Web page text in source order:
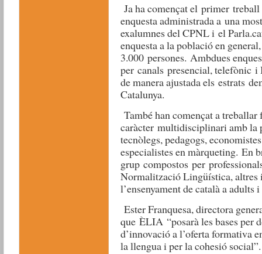
Ja ha començat el primer
enquesta administrada a una
exalumnes del CPNL i el
enquesta a la població en
3.000 persones. Ambdues
per canals presencial, telefònic i
de manera ajustada els estrats
Catalunya.
També han començat a treballar
caràcter multidisciplinari amb la
tecnòlegs, pedagogs,
especialistes en màrqueting. En
grup compostos per
Normalització Lingüística, altres
l’ensenyament de català a adults
Ester Franquesa, directora
que ÈLIA “posarà les bases per
d’innovació a l’oferta formativa
la llengua i per la cohesió social”.